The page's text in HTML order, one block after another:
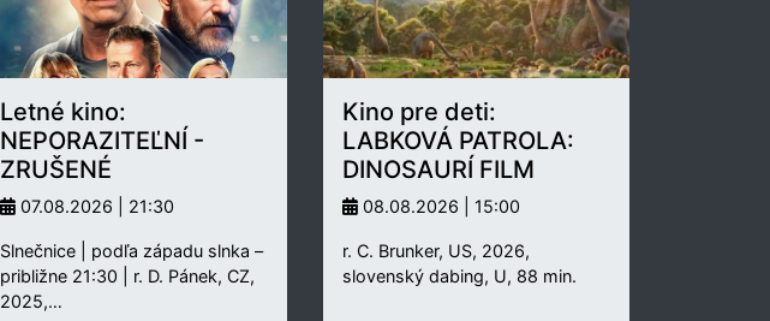
Letné kino:
NEPORAZITEĽNÍ -
ZRUŠENÉ
07.08.2026 | 21:30
Slnečnice | podľa západu slnka –
približne 21:30 | r. D. Pánek, CZ,
2025,…
Kino pre deti:
LABKOVÁ PATROLA:
DINOSAURÍ FILM
08.08.2026 | 15:00
r. C. Brunker, US, 2026,
slovenský dabing, U, 88 min.